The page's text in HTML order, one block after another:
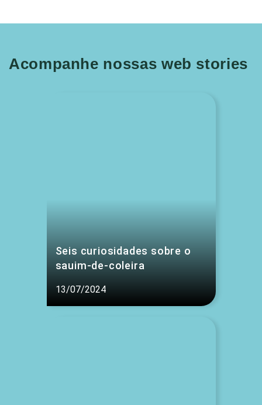
Acompanhe nossas web stories
Seis curiosidades sobre o
sauim-de-coleira
13/07/2024